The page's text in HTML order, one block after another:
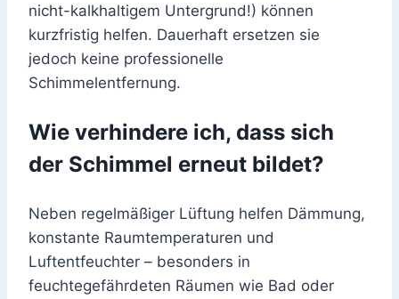
nicht-kalkhaltigem Untergrund!) können
kurzfristig helfen. Dauerhaft ersetzen sie
jedoch keine professionelle
Schimmelentfernung.
Wie verhindere ich, dass sich
der Schimmel erneut bildet?
Neben regelmäßiger Lüftung helfen Dämmung,
konstante Raumtemperaturen und
Luftentfeuchter – besonders in
feuchtegefährdeten Räumen wie Bad oder